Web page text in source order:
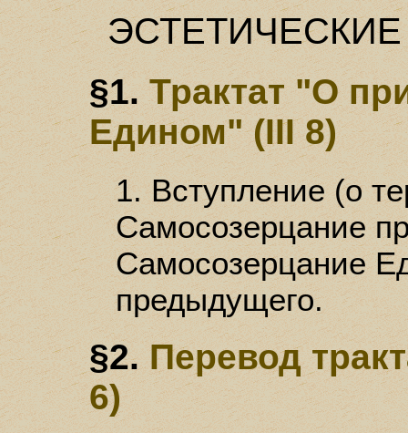
§1. Трактат "О
Едином" (III 8)
1. Вступление (о
Самосозерцание
Самосозерцание
предыдущего.
§2.Перевод
6)